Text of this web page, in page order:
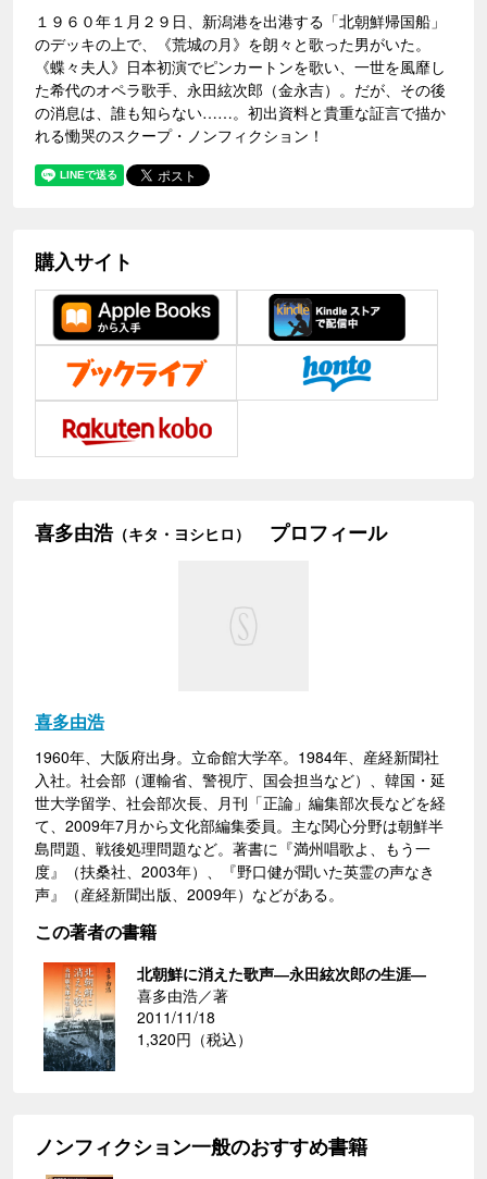
１９６０年１月２９日、新潟港を出港する「北朝鮮帰国船」
のデッキの上で、《荒城の月》を朗々と歌った男がいた。
《蝶々夫人》日本初演でピンカートンを歌い、一世を風靡し
た希代のオペラ歌手、永田絃次郎（金永吉）。だが、その後
の消息は、誰も知らない……。初出資料と貴重な証言で描か
れる慟哭のスクープ・ノンフィクション！
購入サイト
喜多由浩（キタ・ヨシヒロ） プロフィール
喜多由浩
1960年、大阪府出身。立命館大学卒。1984年、産経新聞社
入社。社会部（運輸省、警視庁、国会担当など）、韓国・延
世大学留学、社会部次長、月刊「正論」編集部次長などを経
て、2009年7月から文化部編集委員。主な関心分野は朝鮮半
島問題、戦後処理問題など。著書に『満州唱歌よ、もう一
度』（扶桑社、2003年）、『野口健が聞いた英霊の声なき
声』（産経新聞出版、2009年）などがある。
この著者の書籍
北朝鮮に消えた歌声―永田絃次郎の生涯―
喜多由浩／著
2011/11/18
1,320円（税込）
ノンフィクション一般のおすすめ書籍